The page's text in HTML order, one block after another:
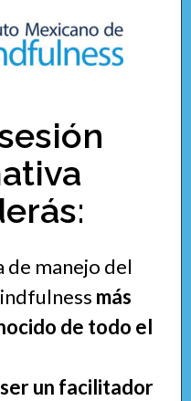
de manejo del
más
de todo el
ser un facilitador